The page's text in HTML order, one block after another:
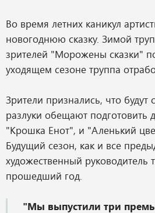
Во время летних каникул
новогоднюю сказку. Зимой
зрителей "Морожены сказки"
уходящем сезоне труппа
Зрители признались, что будут
разлуки обещают подготовить
"Крошка Енот", и "Аленький
Будущий сезон, как и все
художественный
прошедший год.
"Мы выпустили три